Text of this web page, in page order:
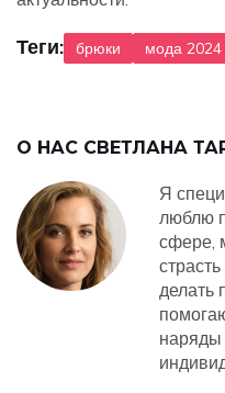
Теги: брюки мода 2024
О НАС СВЕТЛАНА
Я
люблю
сфере,
делать
наряды